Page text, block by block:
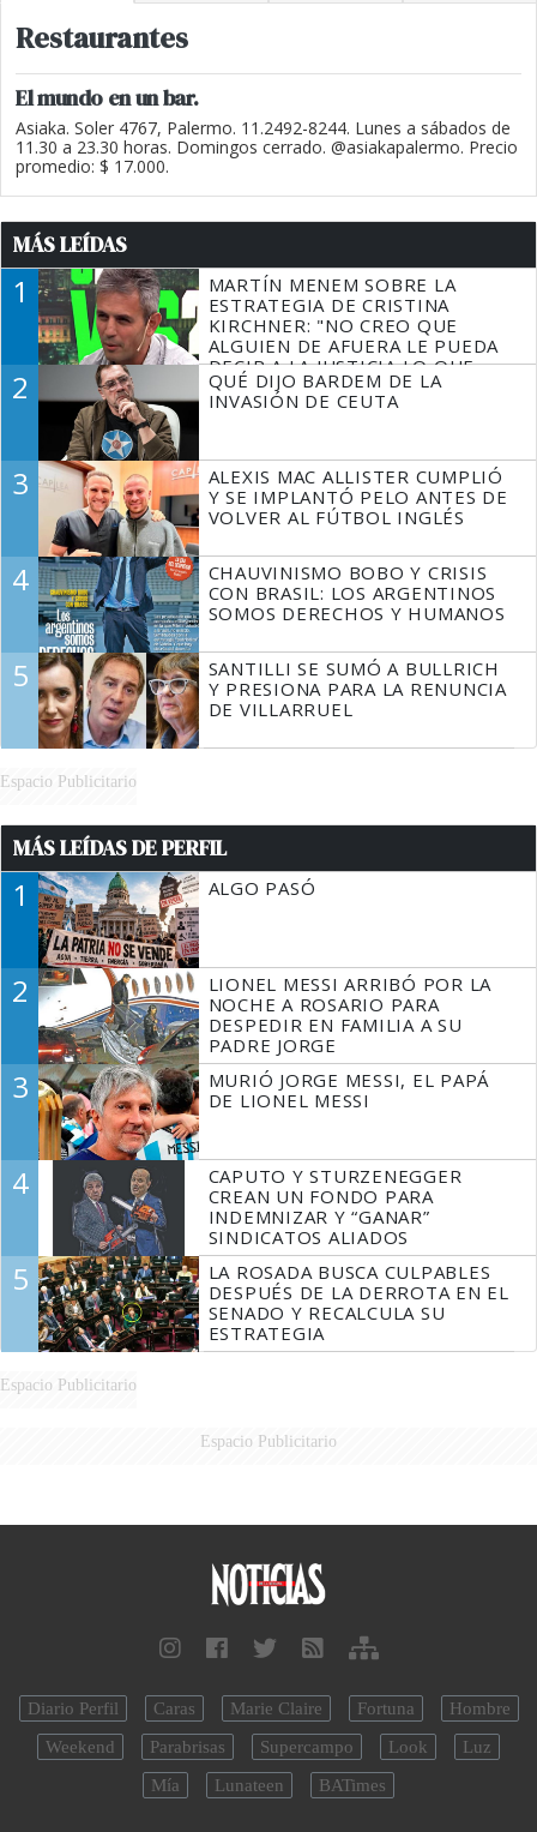
Restaurantes
El mundo en un bar.
Asiaka. Soler 4767, Palermo. 11.2492-8244. Lunes a sábados de
11.30 a 23.30 horas. Domingos cerrado. @asiakapalermo. Precio
promedio: $ 17.000.
MÁS LEÍDAS
1
MARTÍN MENEM SOBRE LA
ESTRATEGIA DE CRISTINA
KIRCHNER: "NO CREO QUE
ALGUIEN DE AFUERA LE PUEDA
DECIR A LA JUSTICIA LO QUE
TIENE QUE HACER"
2
QUÉ DIJO BARDEM DE LA
INVASIÓN DE CEUTA
3
ALEXIS MAC ALLISTER CUMPLIÓ
Y SE IMPLANTÓ PELO ANTES DE
VOLVER AL FÚTBOL INGLÉS
4
CHAUVINISMO BOBO Y CRISIS
CON BRASIL: LOS ARGENTINOS
SOMOS DERECHOS Y HUMANOS
5
SANTILLI SE SUMÓ A BULLRICH
Y PRESIONA PARA LA RENUNCIA
DE VILLARRUEL
Espacio Publicitario
MÁS LEÍDAS DE PERFIL
1 ALGO PASÓ
2
LIONEL MESSI ARRIBÓ POR LA
NOCHE A ROSARIO PARA
DESPEDIR EN FAMILIA A SU
PADRE JORGE
3
MURIÓ JORGE MESSI, EL PAPÁ
DE LIONEL MESSI
4
CAPUTO Y STURZENEGGER
CREAN UN FONDO PARA
INDEMNIZAR Y “GANAR”
SINDICATOS ALIADOS
5
LA ROSADA BUSCA CULPABLES
DESPUÉS DE LA DERROTA EN EL
SENADO Y RECALCULA SU
ESTRATEGIA
Espacio Publicitario
Espacio Publicitario
Diario Perfil Caras Marie Claire Fortuna
Hombre
Weekend
Parabrisas Supercampo Look
Luz
Mía
Lunateen BATimes